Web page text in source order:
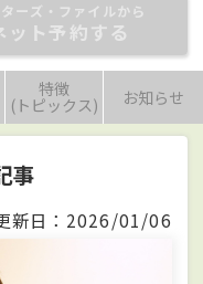
ターズ・ファイルから
ット予約する
特徴
(トピックス) お知らせ
事
新日：2026/01/06